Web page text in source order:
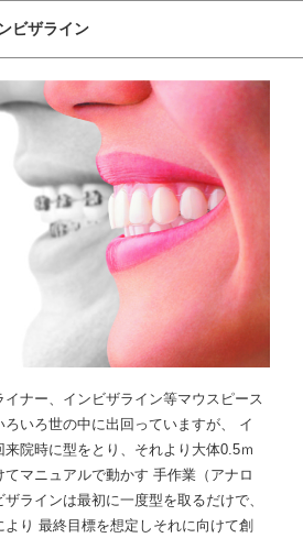
ビザライン
ナー、インビザライン等マウスピース
いろ世の中に出回っていますが、 イ
院時に型をとり、それより大体0.5ｍ
てマニュアルで動かす 手作業（アナロ
ラインは最初に一度型を取るだけで、
り 最終目標を想定しそれに向けて創